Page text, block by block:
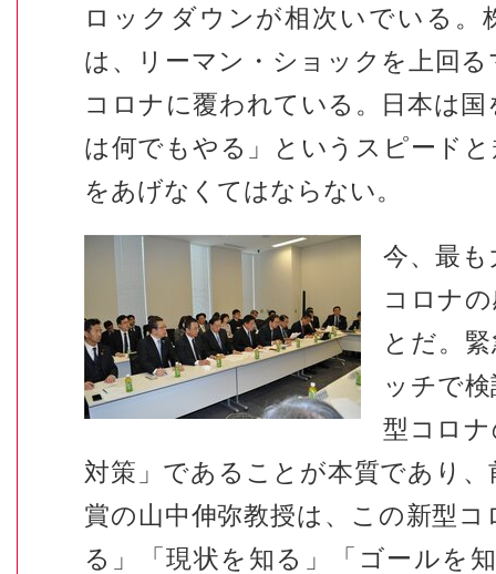
ロックダウンが相次いでいる。
は、リーマン・ショックを上回
コロナに覆われている。日本は
は何でもやる」というスピード
をあげなくてはならない。
今、最
コロナ
とだ。
ッチで
型コロ
対策」であることが本質であり
賞の山中伸弥教授は、この新型
る」「現状を知る」「ゴールを